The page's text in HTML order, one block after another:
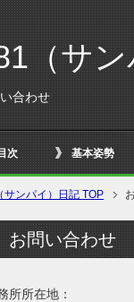
（サ
合わせ
次 基本姿勢
サンパイ）日記 TOP
お問い合わせ
所所在地：